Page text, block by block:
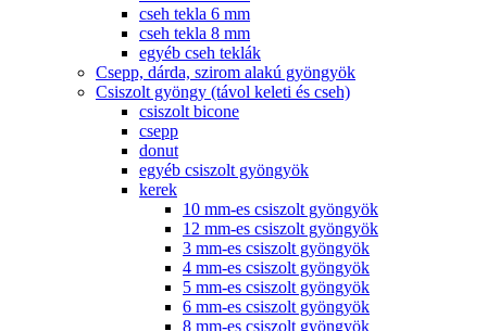
cseh tekla 6 mm
cseh tekla 8 mm
egyéb cseh teklák
Csepp, dárda, szirom alakú gyöngyök
Csiszolt gyöngy (távol keleti és cseh)
csiszolt bicone
csepp
donut
egyéb csiszolt gyöngyök
kerek
10 mm-es csiszolt gyöngyök
12 mm-es csiszolt gyöngyök
3 mm-es csiszolt gyöngyök
4 mm-es csiszolt gyöngyök
5 mm-es csiszolt gyöngyök
6 mm-es csiszolt gyöngyök
8 mm-es csiszolt gyöngyök